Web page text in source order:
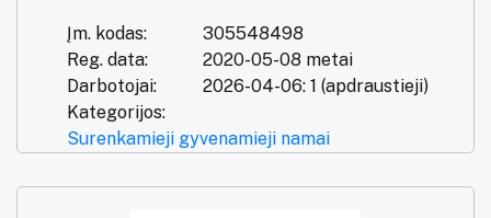
Įm. kodas:
305548498
Reg. data:
2020-05-08 metai
Darbotojai:
2026-04-06: 1 (apdraustieji)
Kategorijos:
Surenkamieji gyvenamieji namai